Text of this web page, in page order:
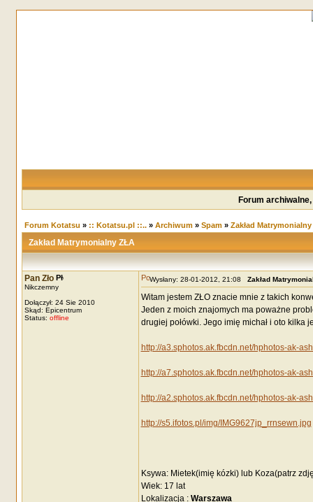
Forum
Forum Kotatsu » :: Kotatsu.pl ::..» Archiwum» Spam» Zakład
Zakład Matrymonialny ZŁA
Pan Zło
Nikczemny
Dołączył: 24 Sie 2010
Skąd: Epicentrum
Status: offline
Wysłany: 28-01-2012, 21:08 Zakład
Witam jestem ZŁO znacie mnie z takich
Jeden z moich znajomych ma poważne
drugiej połówki. Jego imię michał i oto kilka
http://a3.sphotos.ak.fbcdn.net/hphotos-ak-
http://a7.sphotos.ak.fbcdn.net/hphotos-ak-
http://a2.sphotos.ak.fbcdn.net/hphotos-ak-
http://s5.ifotos.pl/img/IMG9627jp_rrnsewn.jpg
Ksywa: Mietek(imię kózki) lub Koza(patrz
Wiek: 17 lat
Lokalizacja : Warszawa